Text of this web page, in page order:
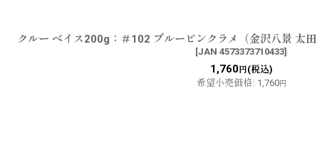
クルー ベイス200g：＃102 ブルーピンクラメ（金沢八景 太田
[JAN 4573373710433]
1,760円(税込)
希望小売価格: 1,760円